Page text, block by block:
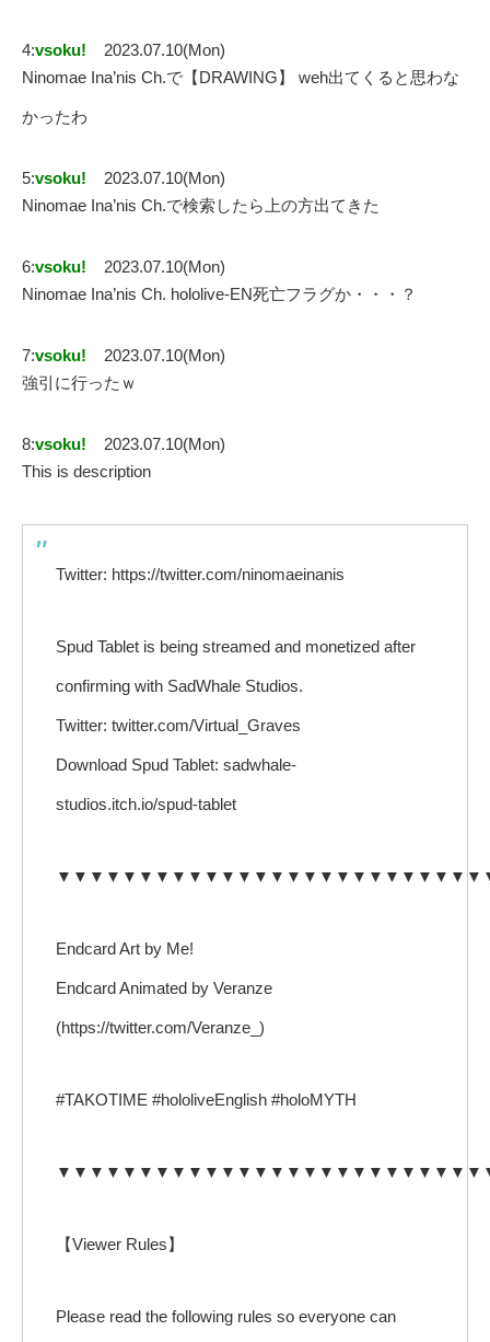
4:vsoku!
2023.07.10(Mon)
Ninomae Ina’nis Ch.で【DRAWING】 weh出てくると思わな
かったわ
5:vsoku!
2023.07.10(Mon)
Ninomae Ina’nis Ch.で検索したら上の方出てきた
6:vsoku!
2023.07.10(Mon)
Ninomae Ina’nis Ch. hololive-EN死亡フラグか・・・？
7:vsoku!
2023.07.10(Mon)
強引に行ったｗ
8:vsoku!
2023.07.10(Mon)
This is description
Twitter: https://twitter.com/ninomaeinanis
Spud Tablet is being streamed and monetized after
confirming with SadWhale Studios.
Twitter: twitter.com/Virtual_Graves
Download Spud Tablet: sadwhale-
studios.itch.io/spud-tablet
Endcard Art by Me!
Endcard Animated by Veranze
(https://twitter.com/Veranze_)
#TAKOTIME #hololiveEnglish #holoMYTH
【Viewer Rules】
Please read the following rules so everyone can